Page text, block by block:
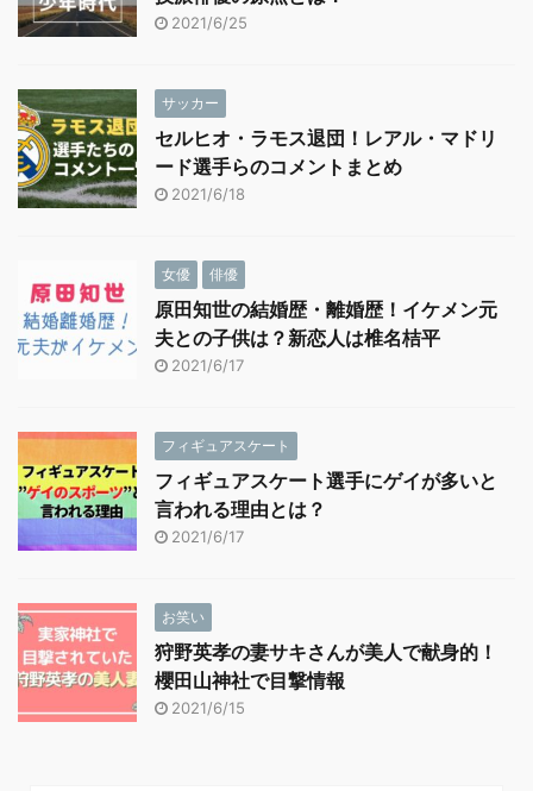
2021/6/25
サッカー
セルヒオ・ラモス退団！レアル・マドリ
ード選手らのコメントまとめ
2021/6/18
女優 俳優
原田知世の結婚歴・離婚歴！イケメン元
夫との子供は？新恋人は椎名桔平
2021/6/17
フィギュアスケート
フィギュアスケート選手にゲイが多いと
言われる理由とは？
2021/6/17
お笑い
狩野英孝の妻サキさんが美人で献身的！
櫻田山神社で目撃情報
2021/6/15